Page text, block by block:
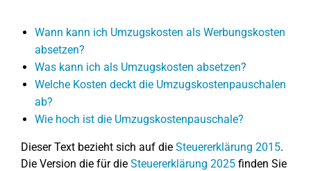
Wann kann ich Umzugskosten als Werbungskosten
absetzen?
Was kann ich als Umzugskosten absetzen?
Welche Kosten deckt die Umzugskostenpauschalen
ab?
Wie hoch ist die Umzugskostenpauschale?
Dieser Text bezieht sich auf die Steuererklärung 2015.
Die Version die für die Steuererklärung 2025 finden Sie